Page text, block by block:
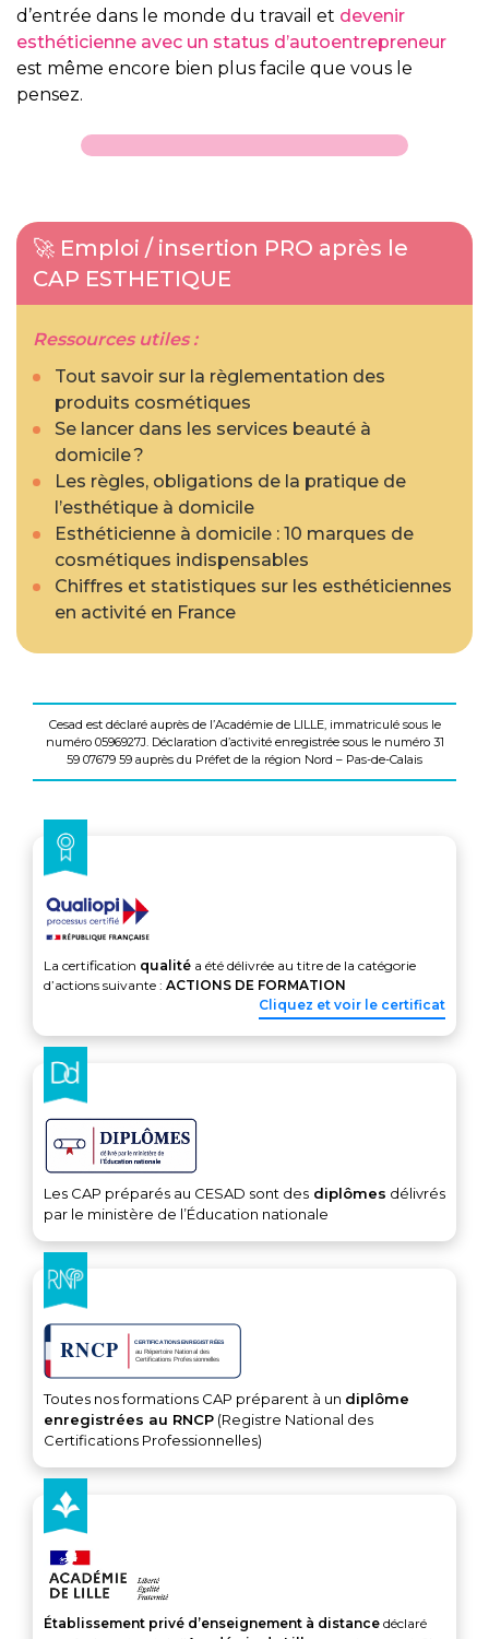
d’entrée dans le monde du travail et devenir
esthéticienne avec un status d’autoentrepreneur
est même encore bien plus facile que vous le
pensez.
🚀 Emploi / insertion PRO après le
CAP ESTHETIQUE
Ressources utiles :
Tout savoir sur la règlementation des
produits cosmétiques
Se lancer dans les services beauté à
domicile ?
Les règles, obligations de la pratique de
l’esthétique à domicile
Esthéticienne à domicile : 10 marques de
cosmétiques indispensables
Chiffres et statistiques sur les esthéticiennes
en activité en France
Cesad est déclaré auprès de l’Académie de LILLE, immatriculé sous le
numéro 0596927J. Déclaration d’activité enregistrée sous le numéro 31
59 07679 59 auprès du Préfet de la région Nord – Pas-de-Calais
La certification qualité a été délivrée au titre de la catégorie
d’actions suivante : ACTIONS DE FORMATION
Cliquez et voir le certificat
Les CAP préparés au CESAD sont des diplômes délivrés
par le ministère de l’Éducation nationale
Toutes nos formations CAP préparent à un diplôme
enregistrées au RNCP (Registre National des
Certifications Professionnelles)
Établissement privé d’enseignement à distance déclaré